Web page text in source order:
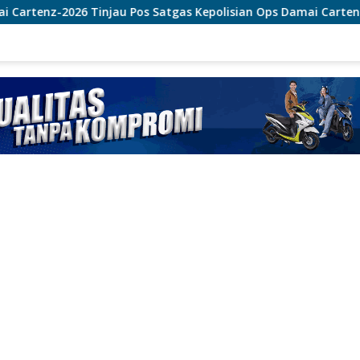
Satgas Kepolisian Ops Damai Cartenz di Sinak, Perkuat